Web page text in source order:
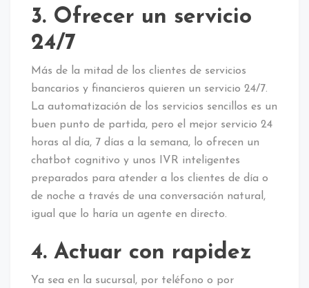
3. Ofrecer un servicio
24/7
Más de la mitad de los clientes de servicios
bancarios y financieros quieren un servicio 24/7.
La automatización de los servicios sencillos es un
buen punto de partida, pero el mejor servicio 24
horas al día, 7 días a la semana, lo ofrecen un
chatbot cognitivo y unos IVR inteligentes
preparados para atender a los clientes de día o
de noche a través de una conversación natural,
igual que lo haría un agente en directo.
4. Actuar con rapidez
Ya sea en la sucursal, por teléfono o por